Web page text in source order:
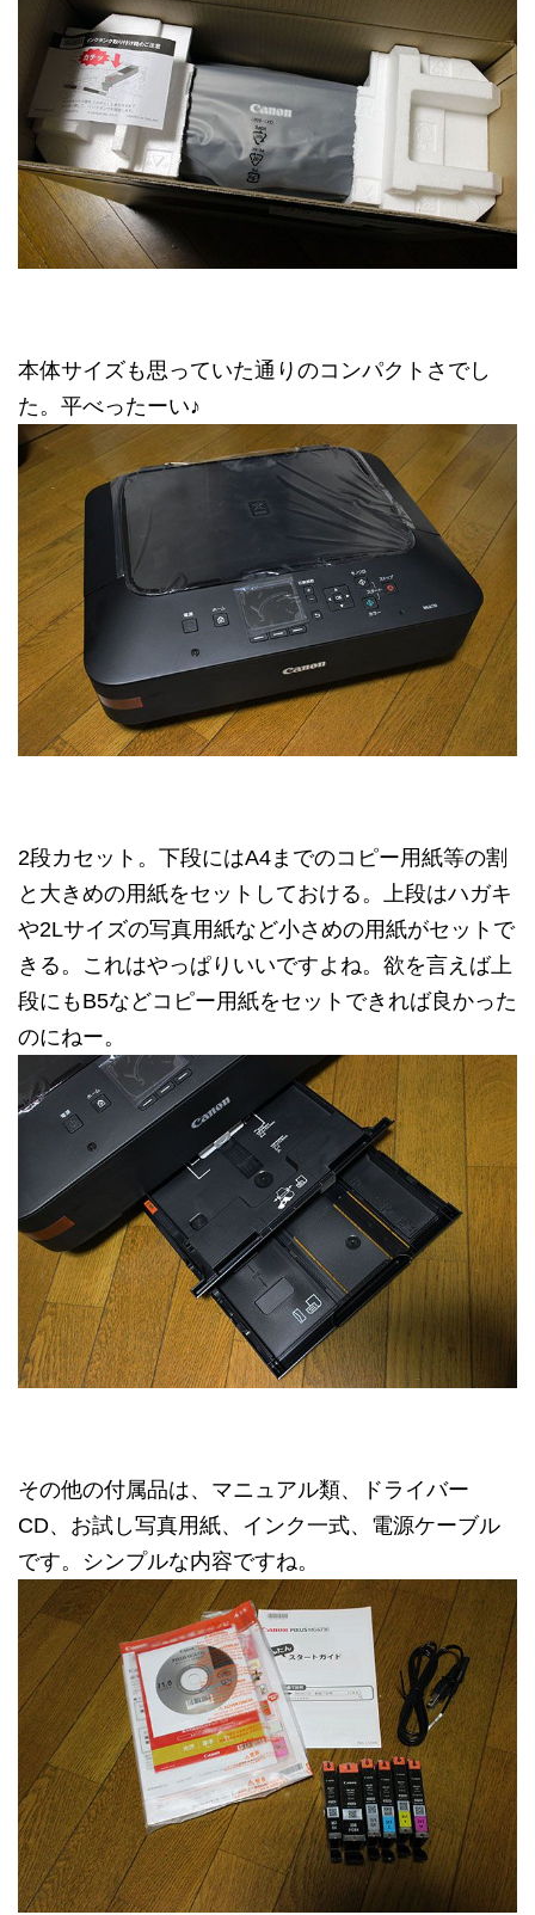
本体サイズも思っていた通りのコンパクトさでし
た。平べったーい♪
2段カセット。下段にはA4までのコピー用紙等の割
と大きめの用紙をセットしておける。上段はハガキ
や2Lサイズの写真用紙など小さめの用紙がセットで
きる。これはやっぱりいいですよね。欲を言えば上
段にもB5などコピー用紙をセットできれば良かった
のにねー。
その他の付属品は、マニュアル類、ドライバー
CD、お試し写真用紙、インク一式、電源ケーブル
です。シンプルな内容ですね。